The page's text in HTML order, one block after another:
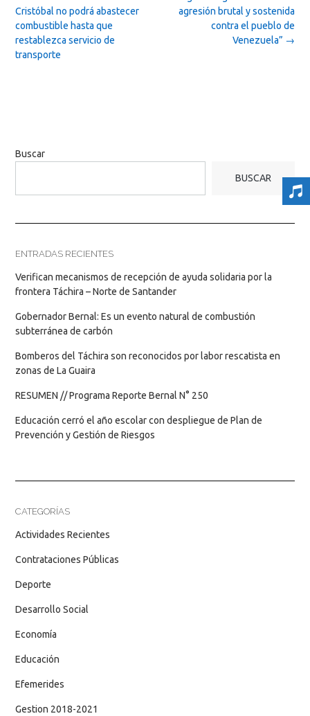
navigation
agresión brutal y sostenida
contra el pueblo de
Venezuela” →
Cristóbal no podrá abastecer
combustible hasta que
restablezca servicio de
transporte
Buscar
BUSCAR
ENTRADAS RECIENTES
Verifican mecanismos de recepción de ayuda solidaria por la
frontera Táchira – Norte de Santander
Gobernador Bernal: Es un evento natural de combustión
subterránea de carbón
Bomberos del Táchira son reconocidos por labor rescatista en
zonas de La Guaira
RESUMEN // Programa Reporte Bernal N° 250
Educación cerró el año escolar con despliegue de Plan de
Prevención y Gestión de Riesgos
CATEGORÍAS
Actividades Recientes
Contrataciones Públicas
Deporte
Desarrollo Social
Economía
Educación
Efemerides
Gestion 2018-2021